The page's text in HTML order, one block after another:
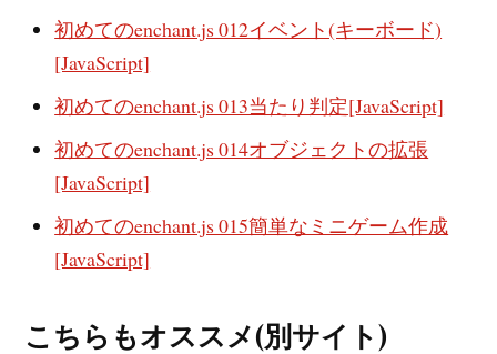
初めてのenchant.js 012イベント(キーボード)
[JavaScript]
初めてのenchant.js 013当たり判定[JavaScript]
初めてのenchant.js 014オブジェクトの拡張
[JavaScript]
初めてのenchant.js 015簡単なミニゲーム作成
[JavaScript]
こちらもオススメ(別サイト)